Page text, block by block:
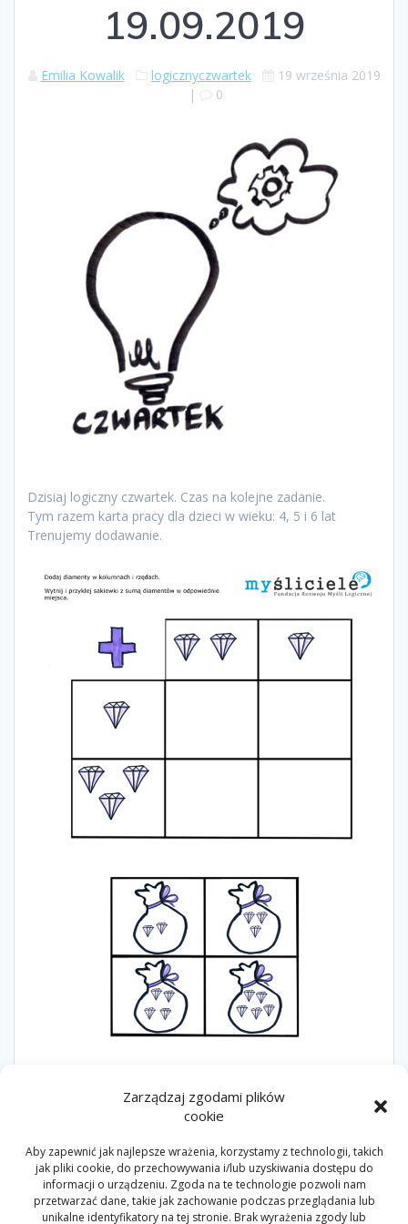
Zarządzaj zgodami plików
cookie
Aby zapewnić jak najlepsze wrażenia, korzystamy z technologii, takich
jak pliki cookie, do przechowywania i/lub uzyskiwania dostępu do
informacji o urządzeniu. Zgoda na te technologie pozwoli nam
przetwarzać dane, takie jak zachowanie podczas przeglądania lub
unikalne identyfikatory na tej stronie. Brak wyrażenia zgody lub
19.09.2019
Emilia Kowalik logicznyczwartek
19 września 2019
|
0
Dzisiaj logiczny czwartek. Czas na kolejne zadanie.
Tym razem karta pracy dla dzieci w wieku: 4, 5 i 6 lat
Trenujemy dodawanie.
KARTAPRACY
Nawigacja
Poprzedni: Poprzedni
Bystry
Następny: Następny
Logiczny